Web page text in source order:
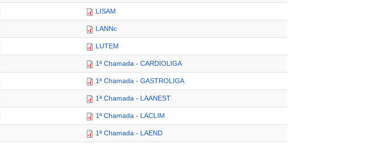
LISAM
LANNc
LUTEM
1ª Chamada - CARDIOLIGA
1ª Chamada - GASTROLIGA
1ª Chamada - LAANEST
1ª Chamada - LACLIM
1ª Chamada - LAEND